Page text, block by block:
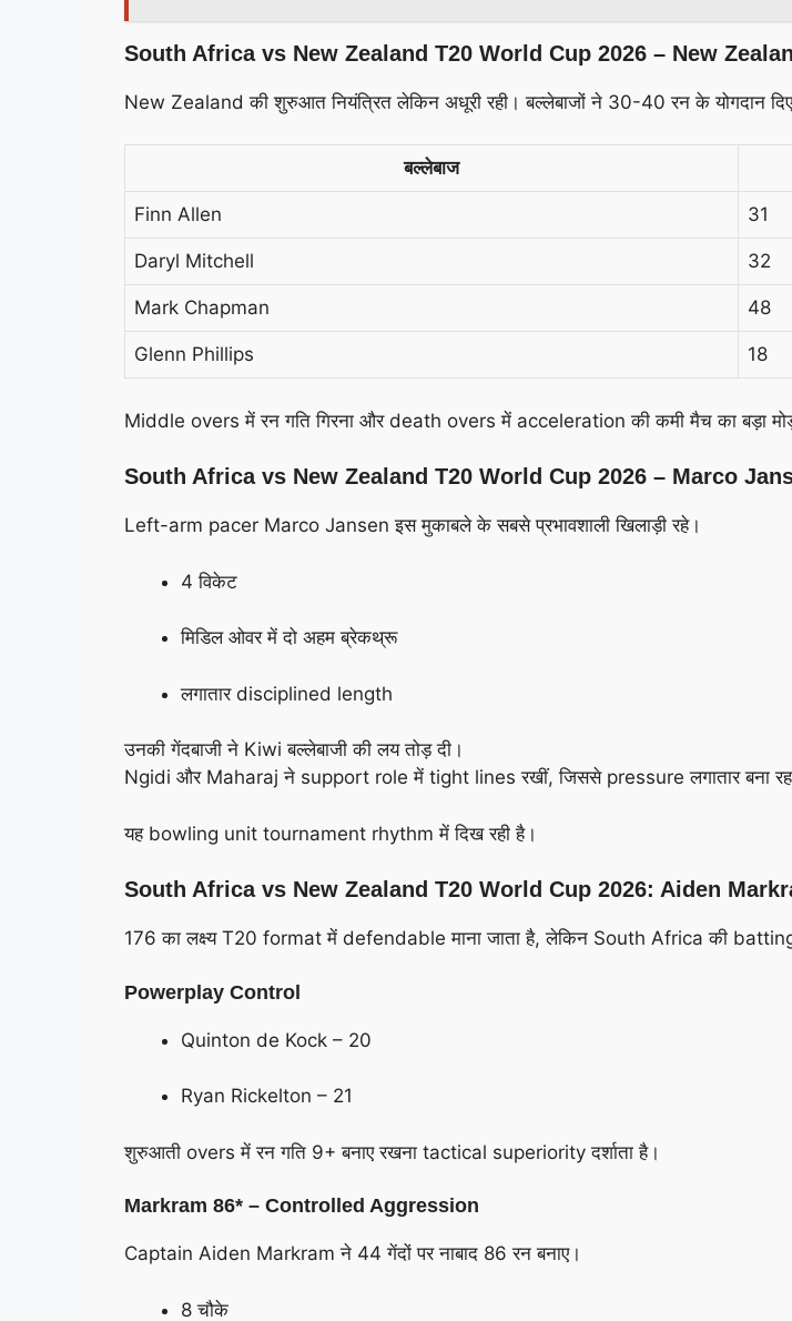
South Africa vs New Zealand T20 World Cup 2026 – New Zealand
New Zealand की शुरुआत नियंत्रित लेकिन अधूरी रही। बल्लेबाजों ने 30-40 रन के योगदान दिए,
बल्लेबाज
Finn Allen 31
Daryl Mitchell 32
Mark Chapman 48
Glenn Phillips 18
Middle overs में रन गति गिरना और death overs में acceleration की कमी मैच का बड़ा
South Africa vs New Zealand T20 World Cup 2026 – Marco
Left-arm pacer Marco Jansen इस मुकाबले के सबसे प्रभावशाली खिलाड़ी रहे।
4 विकेट
मिडिल ओवर में दो अहम ब्रेकथ्रू
लगातार disciplined length
उनकी गेंदबाजी ने Kiwi बल्लेबाजी की लय तोड़ दी।
Ngidi और Maharaj ने support role में tight lines रखीं, जिससे pressure लगातार बना
यह bowling unit tournament rhythm में दिख रही है।
South Africa vs New Zealand T20 World Cup 2026: Aiden
176 का लक्ष्य T20 format में defendable माना जाता है, लेकिन South Africa की
Powerplay Control
Quinton de Kock – 20
Ryan Rickelton – 21
शुरुआती overs में रन गति 9+ बनाए रखना tactical superiority दर्शाता है।
Markram 86* – Controlled Aggression
Captain Aiden Markram ने 44 गेंदों पर नाबाद 86 रन बनाए।
8 चौके